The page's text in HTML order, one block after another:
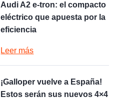
Audi A2 e-tron: el compacto
eléctrico que apuesta por la
eficiencia
Leer más
¡Galloper vuelve a España!
Estos serán sus nuevos 4×4